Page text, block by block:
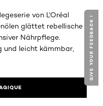
von L'Oréal
glättet rebellische
Nährpflege.
und leicht kämmbar,
GIVE YOUR FEEDBACK !